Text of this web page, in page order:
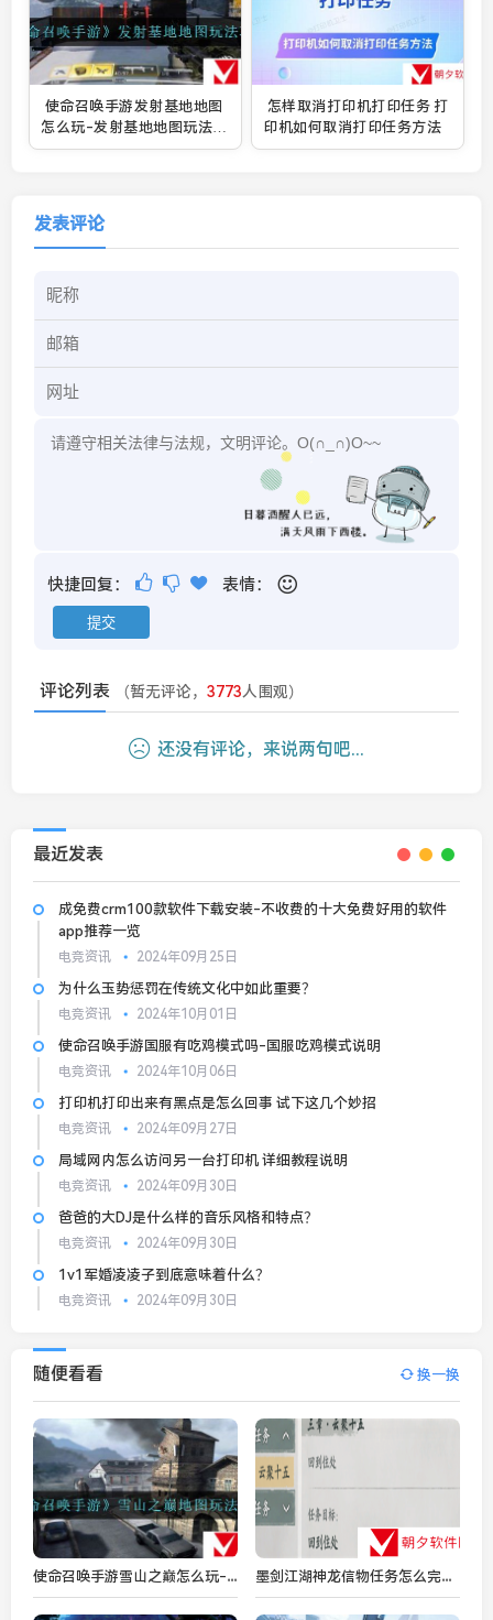
使命召唤手游发射基地地图
怎么玩-发射基地地图玩法攻
略
怎样取消打印机打印任务 打
印机如何取消打印任务方法
发表评论
快捷回复： 表情：
评论列表 （暂无评论， 3773人围观）
还没有评论，来说两句吧...
最近发表
成免费crm100款软件下载安装-不收费的十大免费好用的软件
app推荐一览
电竞资讯 2024年09月25日
为什么玉势惩罚在传统文化中如此重要？
电竞资讯 2024年10月01日
使命召唤手游国服有吃鸡模式吗-国服吃鸡模式说明
电竞资讯 2024年10月06日
打印机打印出来有黑点是怎么回事 试下这几个妙招
电竞资讯 2024年09月27日
局域网内怎么访问另一台打印机 详细教程说明
电竞资讯 2024年09月30日
爸爸的大DJ是什么样的音乐风格和特点？
电竞资讯 2024年09月30日
1v1军婚凌凌子到底意味着什么？
电竞资讯 2024年09月30日
随便看看 换一换
使命召唤手游雪山之巅怎么玩-雪山之巅地图玩法攻略 墨剑江湖神龙信物任务怎么完成 墨剑江湖神龙信物任务一览